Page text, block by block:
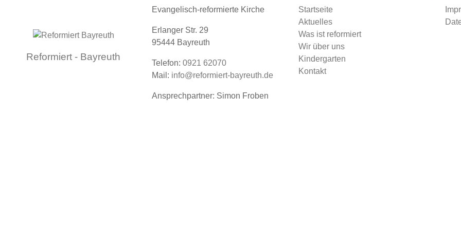
Reformiert - Bayreuth
Evangelisch-reformierte Kirche
Erlanger Str. 29
95444 Bayreuth
Telefon: 0921 62070
Mail: info@reformiert-bayreuth.de
Ansprechpartner: Simon Froben
Startseite
Aktuelles
Was ist reformiert
Wir über uns
Kindergarten
Kontakt